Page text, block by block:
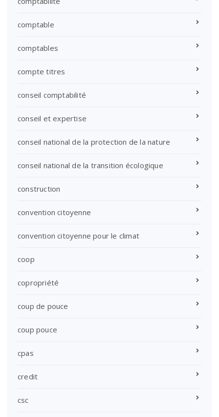
comptable
comptables
compte titres
conseil comptabilité
conseil et expertise
conseil national de la protection de la nature
conseil national de la transition écologique
construction
convention citoyenne
convention citoyenne pour le climat
coop
copropriété
coup de pouce
coup pouce
cpas
credit
csc